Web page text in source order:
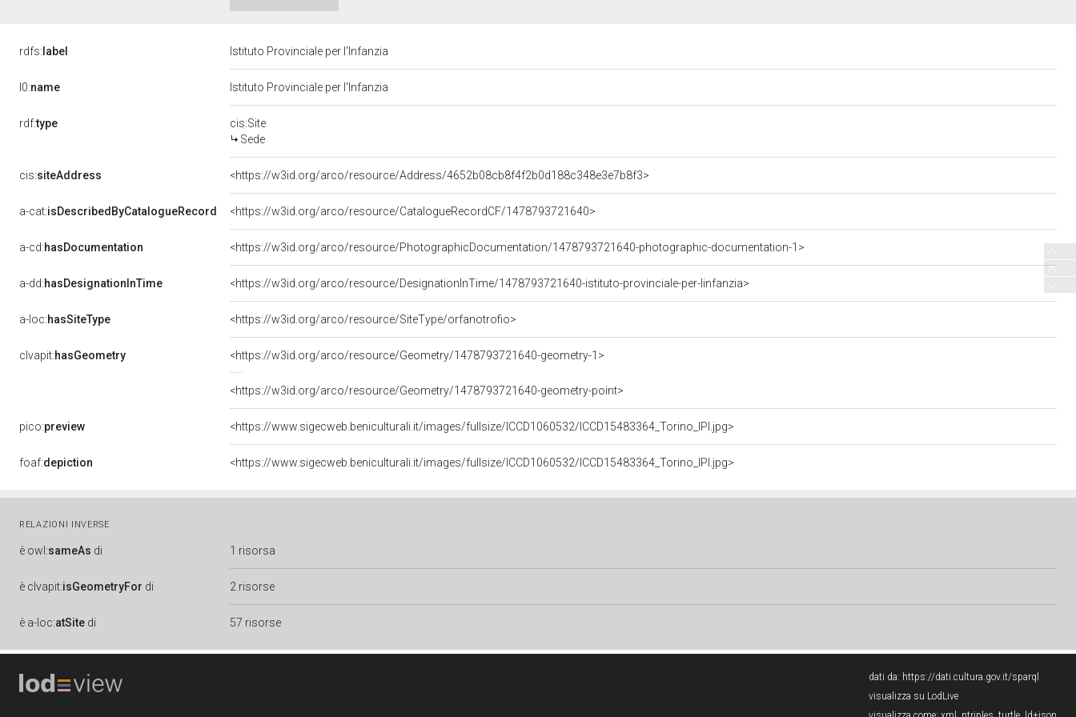
rdfs: label Istituto Provinciale per l'Infanzia
l0:name Istituto Provinciale per l'Infanzia
rdf:type
cis:Site
Sede
cis:siteAddress <https://w3id.org/arco/resource/Address/4652b08cb8f4f2b0d188c348e3e7b8f3>
a-cat:isDescribedByCatalogueRecord <https://w3id.org/arco/resource/CatalogueRecordCF/1478793721640>
a-cd:hasDocumentation <https://w3id.org/arco/resource/PhotographicDocumentation/1478793721640-photographic-documentation-1>
a-dd:hasDesignationInTime <https://w3id.org/arco/resource/DesignationInTime/1478793721640-istituto-provinciale-per-linfanzia>
a-loc:hasSiteType <https://w3id.org/arco/resource/SiteType/orfanotrofio>
clvapit:hasGeometry <https://w3id.org/arco/resource/Geometry/1478793721640-geometry-1>
<https://w3id.org/arco/resource/Geometry/1478793721640-geometry-point>
pico:preview <https://www.sigecweb.beniculturali.it/images/fullsize/ICCD1060532/ICCD15483364_Torino_IPI.jpg>
foaf:depiction <https://www.sigecweb.beniculturali.it/images/fullsize/ICCD1060532/ICCD15483364_Torino_IPI.jpg>
RELAZIONI INVERSE
è owl:sameAs di 1 risorsa
è clvapit:isGeometryFor di 2 risorse
è a-loc:atSite di 57 risorse
dati da: https://dati.cultura.gov.it/sparql
visualizza su LodLive